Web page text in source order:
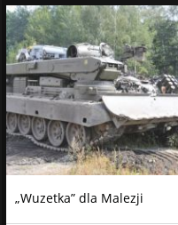
„Wuzetka” dla Malezji